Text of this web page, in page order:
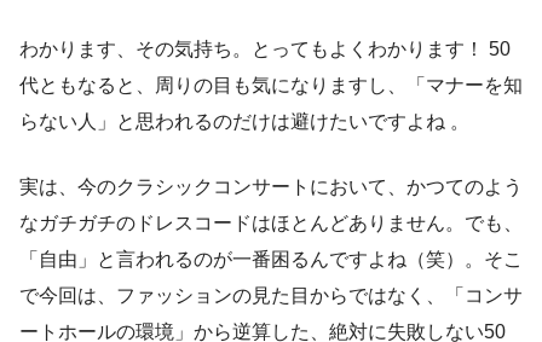
わかります、その気持ち。とってもよくわかります！ 50
代ともなると、周りの目も気になりますし、「マナーを知
らない人」と思われるのだけは避けたいですよね 。
実は、今のクラシックコンサートにおいて、かつてのよう
なガチガチのドレスコードはほとんどありません。でも、
「自由」と言われるのが一番困るんですよね（笑）。そこ
で今回は、ファッションの見た目からではなく、「コンサ
ートホールの環境」から逆算した、絶対に失敗しない50